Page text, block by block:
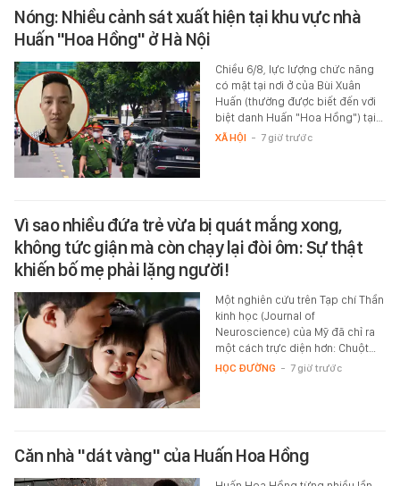
Nóng: Nhiều cảnh sát xuất hiện tại khu vực nhà
Huấn "Hoa Hồng" ở Hà Nội
Chiều 6/8, lực lượng chức năng
có mặt tại nơi ở của Bùi Xuân
Huấn (thường được biết đến với
biệt danh Huấn "Hoa Hồng") tại…
XÃ HỘI - 7 giờ trước
Vì sao nhiều đứa trẻ vừa bị quát mắng xong,
không tức giận mà còn chạy lại đòi ôm: Sự thật
khiến bố mẹ phải lặng người!
Một nghiên cứu trên Tạp chí Thần
kinh học (Journal of
Neuroscience) của Mỹ đã chỉ ra
một cách trực diện hơn: Chuột…
HỌC ĐƯỜNG - 7 giờ trước
Căn nhà "dát vàng" của Huấn Hoa Hồng